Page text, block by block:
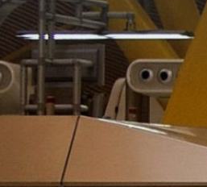
équipements et installations
comprennent des unités
ventilo-convecteurs et des
des refroidisseurs, des pompes
chaudières et le système de
bâtiment (BMS – Building
Client:Aeropuertos Españoles
S.A. (AENA)
Secteur d’activité: